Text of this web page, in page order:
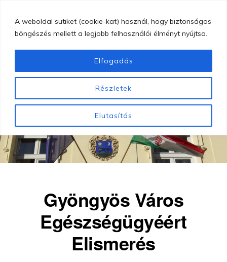
A weboldal sütiket (cookie-kat) használ, hogy biztonságos
böngészés mellett a legjobb felhasználói élményt nyújtsa.
Részletek
Elutasítás
Elfogadás
GYÖNGYÖSI
KÓRHÁZ
Gyöngyösi
Kórház
MENU
Gyöngyös Város
Egészségügyéért
Elismerés